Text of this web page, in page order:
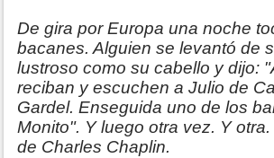
De gira por Europa una noche
bacanes. Alguien se levantó de
lustroso como su cabello y dijo:
reciban y escuchen a Julio de
Gardel. Enseguida uno de los
Monito". Y luego otra vez. Y
de Charles Chaplin.